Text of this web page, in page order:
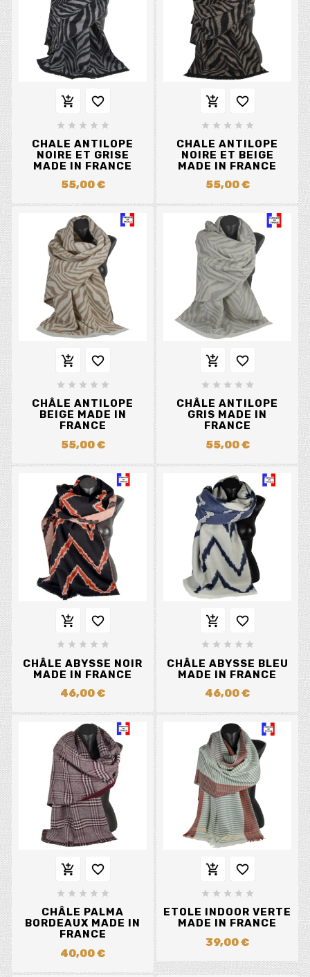
 
    
CHALE ANTILOPE
NOIRE ET GRISE
MADE IN FRANCE
55,00 €
 
    
CHALE ANTILOPE
NOIRE ET BEIGE
MADE IN FRANCE
55,00 €
 
    
CHÂLE ANTILOPE
BEIGE MADE IN
FRANCE
55,00 €
 
    
CHÂLE ANTILOPE
GRIS MADE IN
FRANCE
55,00 €
 
    
CHÂLE ABYSSE NOIR
MADE IN FRANCE
46,00 €
 
    
CHÂLE ABYSSE BLEU
MADE IN FRANCE
46,00 €
 
    
CHÂLE PALMA
BORDEAUX MADE IN
FRANCE
40,00 €
 
    
ETOLE INDOOR VERTE
MADE IN FRANCE
39,00 €